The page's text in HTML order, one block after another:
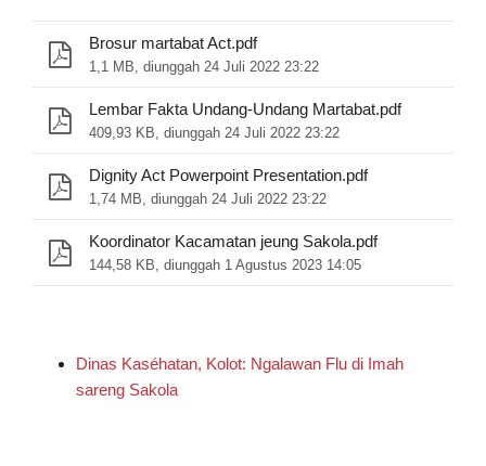
Brosur martabat Act.pdf
1,1 MB, diunggah 24 Juli 2022 23:22
Lembar Fakta Undang-Undang Martabat.pdf
409,93 KB, diunggah 24 Juli 2022 23:22
Dignity Act Powerpoint Presentation.pdf
1,74 MB, diunggah 24 Juli 2022 23:22
Koordinator Kacamatan jeung Sakola.pdf
144,58 KB, diunggah 1 Agustus 2023 14:05
Dinas Kaséhatan, Kolot: Ngalawan Flu di Imah
sareng Sakola